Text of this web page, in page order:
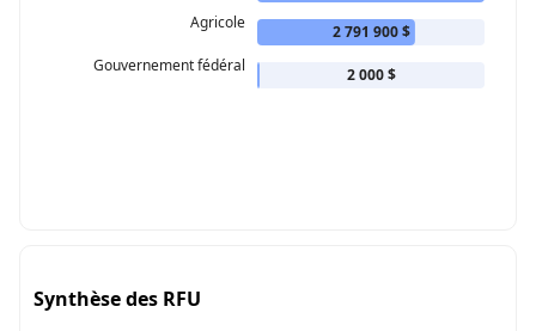
Agricole
2 791 900 $
Gouvernement fédéral
2 000 $
Synthèse des RFU